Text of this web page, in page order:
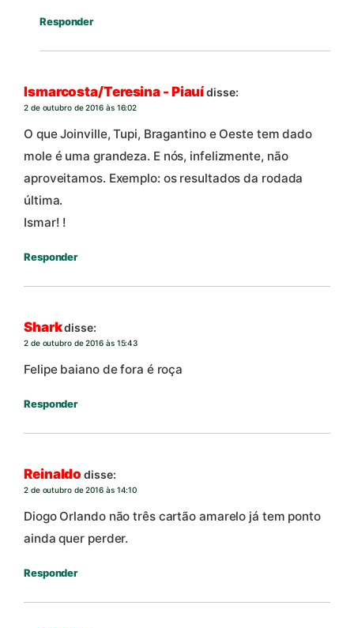
Responder
Ismarcosta/Teresina - Piauídisse:
2 de outubro de 2016 às 16:02
O que Joinville, Tupi, Bragantino e Oeste tem dado
mole é uma grandeza. E nós, infelizmente, não
aproveitamos. Exemplo: os resultados da rodada
última.
Ismar! !
Responder
Sharkdisse:
2 de outubro de 2016 às 15:43
Felipe baiano de fora é roça
Responder
Reinaldo disse:
2 de outubro de 2016 às 14:10
Diogo Orlando não três cartão amarelo já tem ponto
ainda quer perder.
Responder